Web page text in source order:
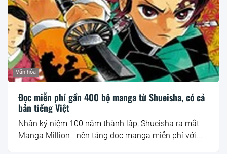
Văn hóa
Đọc miễn phí gần 400 bộ manga từ Shueisha, có cả
bản tiếng Việt
Nhân kỷ niệm 100 năm thành lập, Shueisha ra mắt
Manga Million - nền tảng đọc manga miễn phí với...